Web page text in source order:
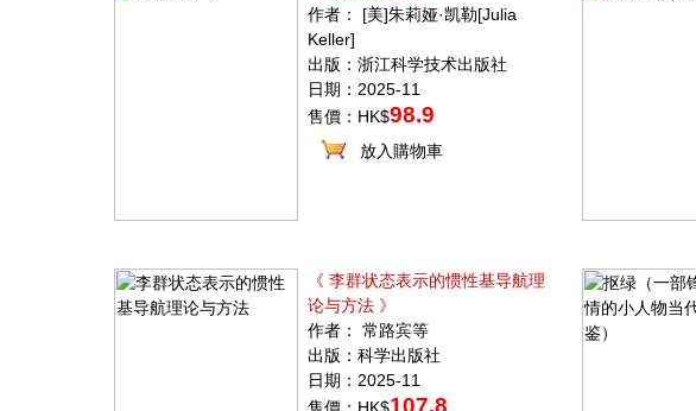
作者： [美]朱莉娅·凯勒[Julia
Keller]
出版：浙江科学技术出版社
日期：2025-11
售價：HK$98.9
放入購物車
《 李群状态表示的惯性基导航理
论与方法 》
作者： 常路宾等
出版：科学出版社
日期：2025-11
107.8